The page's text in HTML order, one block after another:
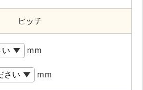
ピッチ
mm
mm